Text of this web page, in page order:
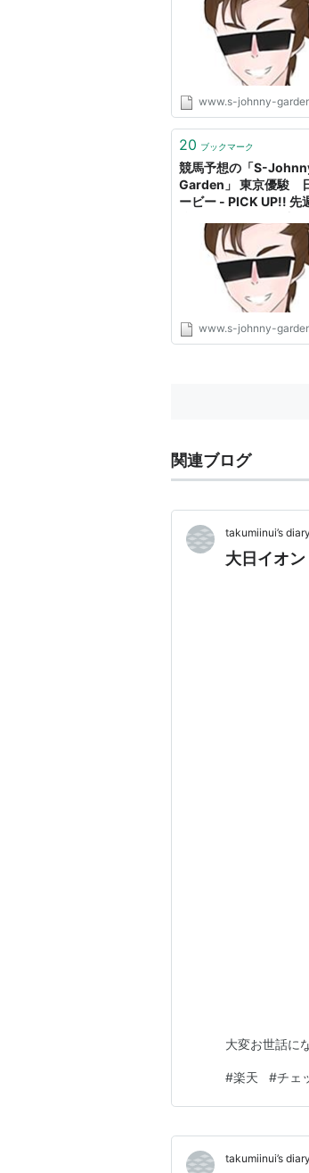
尾特別等、的中!! 回収
140.3% - S-
Garden
www.s-johnny-
20 ブックマーク
競馬予想の「S-
Garden」 東京優駿
ービー - PICK UP!! 先
倍 3連複 150.2倍
中!! 大日岳特別 馬連
3連複 70.6倍、メイス
クス 18.3倍的中等 - S-
Johnny's Garden
www.s-johnny-
関連ブログ
takumiinui’s diary
大日イオ
大変お世話に
#楽天 #チェ
takumiinui’s diary